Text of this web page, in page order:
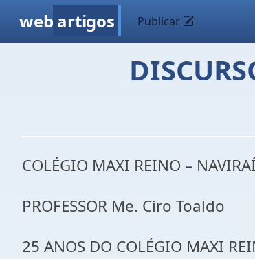
web artigos Publicar
COLÉGIO MAXI REINO –
PROFESSOR Me. Ciro Toaldo
25 ANOS DO COLÉGIO MAXI